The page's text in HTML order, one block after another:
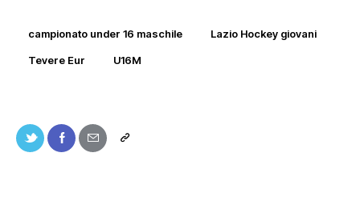
campionato under 16 maschile Lazio Hockey giovani
Tevere Eur U16M